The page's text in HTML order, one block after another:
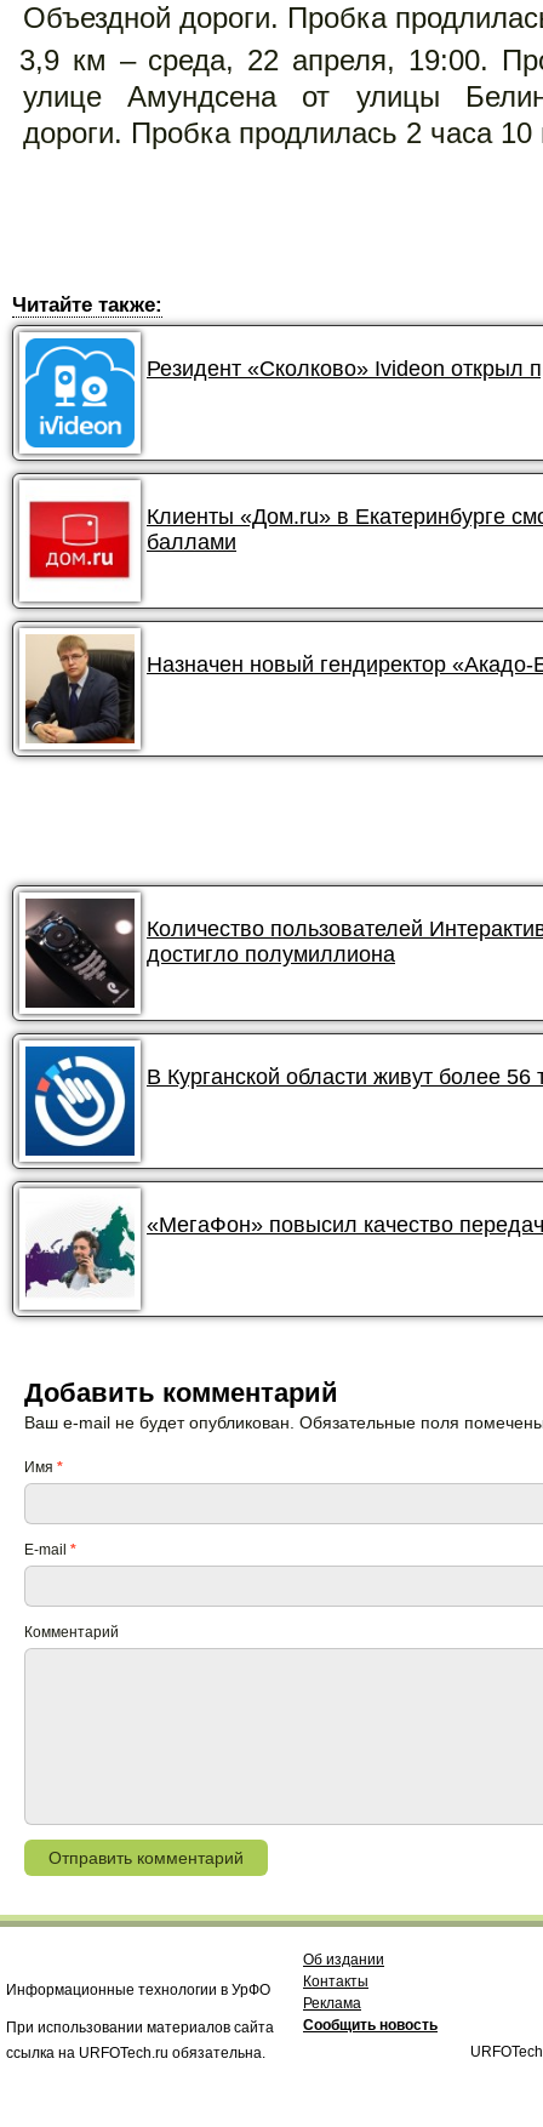
Объездной дороги. Пробка
3,9 км – среда, 22 апреля, 19:00.
улице Амундсена от улицы
дороги. Пробка продлилась 2 часа 10
Читайте также:
Резидент «Сколково» Ivideon открыл
Клиенты «Дом.ru» в Екатеринбурге
баллами
Назначен новый гендиректор «Акадо-
Количество пользователей
достигло полумиллиона
В Курганской области живут более
«МегаФон» повысил качество
Добавить комментарий
Ваш e-mail не будет опубликован. Обязательные поля
Имя *
E-mail *
Комментарий
Информационные технологии в УрФО
При использовании материалов сайта
ссылка на URFOTech.ru обязательна.
Об издании
Контакты
Реклама
Сообщить новость